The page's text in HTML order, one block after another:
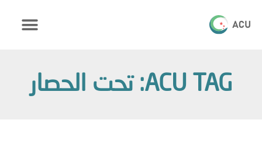
ACU TAG: تحت الحصار